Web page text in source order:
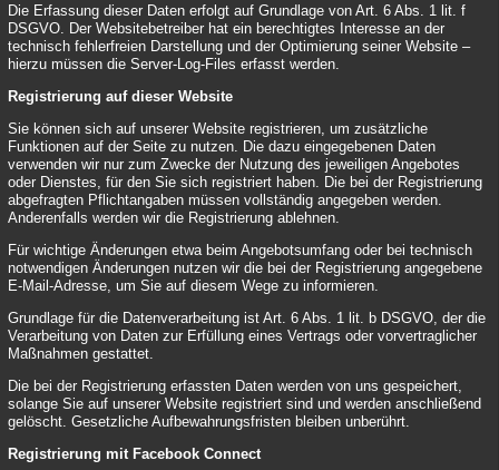
Die Erfassung dieser Daten erfolgt auf Grundlage von Art. 6 Abs. 1 lit. f
DSGVO. Der Websitebetreiber hat ein berechtigtes Interesse an der
technisch fehlerfreien Darstellung und der Optimierung seiner Website –
hierzu müssen die Server-Log-Files erfasst werden.
Registrierung auf dieser Website
Sie können sich auf unserer Website registrieren, um zusätzliche
Funktionen auf der Seite zu nutzen. Die dazu eingegebenen Daten
verwenden wir nur zum Zwecke der Nutzung des jeweiligen Angebotes
oder Dienstes, für den Sie sich registriert haben. Die bei der Registrierung
abgefragten Pflichtangaben müssen vollständig angegeben werden.
Anderenfalls werden wir die Registrierung ablehnen.
Für wichtige Änderungen etwa beim Angebotsumfang oder bei technisch
notwendigen Änderungen nutzen wir die bei der Registrierung angegebene
E-Mail-Adresse, um Sie auf diesem Wege zu informieren.
Grundlage für die Datenverarbeitung ist Art. 6 Abs. 1 lit. b DSGVO, der die
Verarbeitung von Daten zur Erfüllung eines Vertrags oder vorvertraglicher
Maßnahmen gestattet.
Die bei der Registrierung erfassten Daten werden von uns gespeichert,
solange Sie auf unserer Website registriert sind und werden anschließend
gelöscht. Gesetzliche Aufbewahrungsfristen bleiben unberührt.
Registrierung mit Facebook Connect